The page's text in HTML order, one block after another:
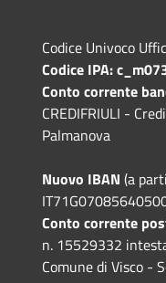
Codice Univoco
Codice IPA:
Conto corrente
CREDIFRIULI -
Palmanova
Nuovo IBAN (a
Conto corrente
n. 15529332
Comune di Visco -